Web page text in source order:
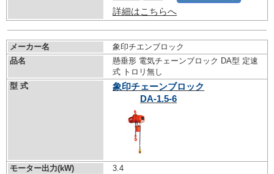
詳細はこちらへ
メーカー名
象印チエンブロック
品名
懸垂形 電気チェーンブロック DA型 定速
式 トロリ無し
型 式
象印チェーンブロック
DA-1.5-6
モーター出力(kW)
3.4